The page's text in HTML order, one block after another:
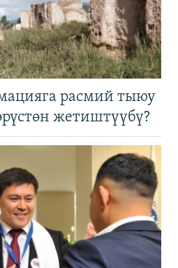
расмий тыюу
жетиштүүбү?